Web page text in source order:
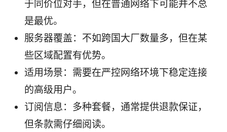
于同价位对手，但在普通网络下可能并不总
是最优。
服务器覆盖：不如跨国大厂数量多，但在某
些区域配置有优势。
适用场景：需要在严控网络环境下稳定连接
的高级用户。
订阅信息：多种套餐，通常提供退款保证，
但条款需仔细阅读。